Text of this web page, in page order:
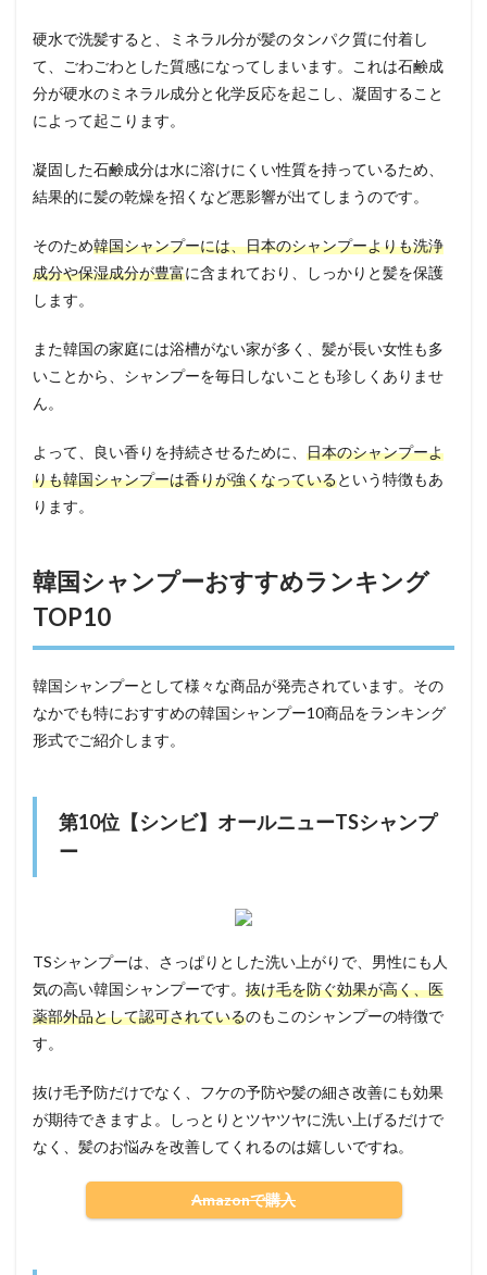
硬水で洗髪すると、ミネラル分が髪のタンパク質に付着し
て、ごわごわとした質感になってしまいます。これは石鹸成
分が硬水のミネラル成分と化学反応を起こし、凝固すること
によって起こります。
凝固した石鹸成分は水に溶けにくい性質を持っているため、
結果的に髪の乾燥を招くなど悪影響が出てしまうのです。
そのため韓国シャンプーには、日本のシャンプーよりも洗浄
成分や保湿成分が豊富に含まれており、しっかりと髪を保護
します。
また韓国の家庭には浴槽がない家が多く、髪が長い女性も多
いことから、シャンプーを毎日しないことも珍しくありませ
ん。
よって、良い香りを持続させるために、 日本のシャンプーよ
りも韓国シャンプーは香りが強くなっているという特徴もあ
ります。
韓国シャンプーおすすめランキング
TOP10
韓国シャンプーとして様々な商品が発売されています。その
なかでも特におすすめの韓国シャンプー10商品をランキング
形式でご紹介します。
第10位【シンビ】オールニューTSシャンプ
ー
TSシャンプーは、さっぱりとした洗い上がりで、男性にも人
気の高い韓国シャンプーです。 抜け毛を防ぐ効果が高く、医
薬部外品として認可されているのもこのシャンプーの特徴で
す。
抜け毛予防だけでなく、フケの予防や髪の細さ改善にも効果
が期待できますよ。しっとりとツヤツヤに洗い上げるだけで
なく、髪のお悩みを改善してくれるのは嬉しいですね。
Amazonで購入